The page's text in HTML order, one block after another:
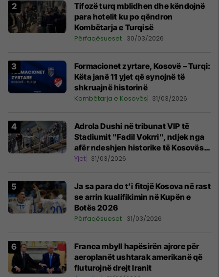
Tifozë turq mblidhen dhe këndojnë
para hotelit ku po qëndron
Kombëtarja e Turqisë
Përfaqësueset 30/03/2026
Formacionet zyrtare, Kosovë – Turqi:
Këta janë 11 yjet që synojnë të
shkruajnë historinë
Kombëtarja e Kosovës 31/03/2026
Adrola Dushi në tribunat VIP të
Stadiumit "Fadil Vokrri", ndjek nga
afër ndeshjen historike të Kosovës
me Turqinë
Yjet 31/03/2026
Ja sa para do t’i fitojë Kosova në rast
se arrin kualifikimin në Kupën e
Botës 2026
Përfaqësueset 31/03/2026
Franca mbyll hapësirën ajrore për
aeroplanët ushtarak amerikanë që
fluturojnë drejt Iranit